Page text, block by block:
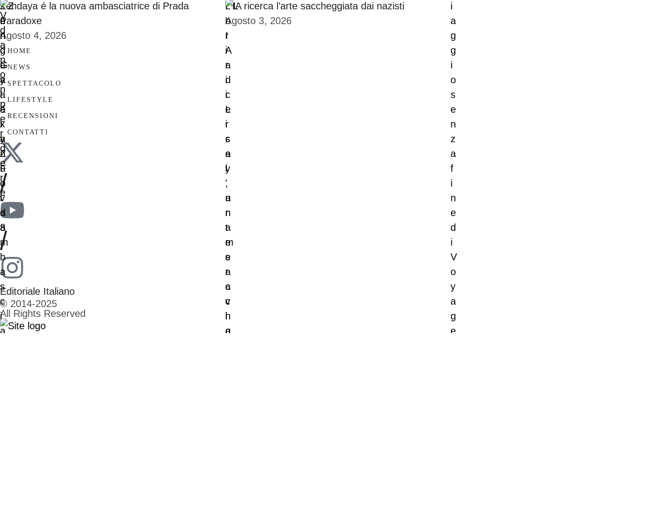
Zendaya é la nuova ambasciatrice di Prada
Paradoxe
Agosto 4, 2026
L’IA ricerca l’arte saccheggiata dai nazisti
Agosto 3, 2026
HOME
NEWS
SPETTACOLO
LIFESTYLE
RECENSIONI
CONTATTI
/
/
Editoriale Italiano
© 2014-2025
All Rights Reserved